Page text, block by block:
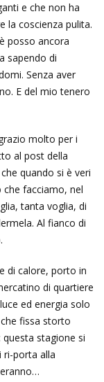
e che non ha
la coscienza pulita.
posso ancora
sapendo di
Senza aver
E del mio tenero
molto per i
al post della
quando si è veri
facciamo, nel
tanta voglia, di
Al fianco di
di calore, porto in
di quartiere
ed energia solo
fissa storto
questa stagione si
ri-porta alla